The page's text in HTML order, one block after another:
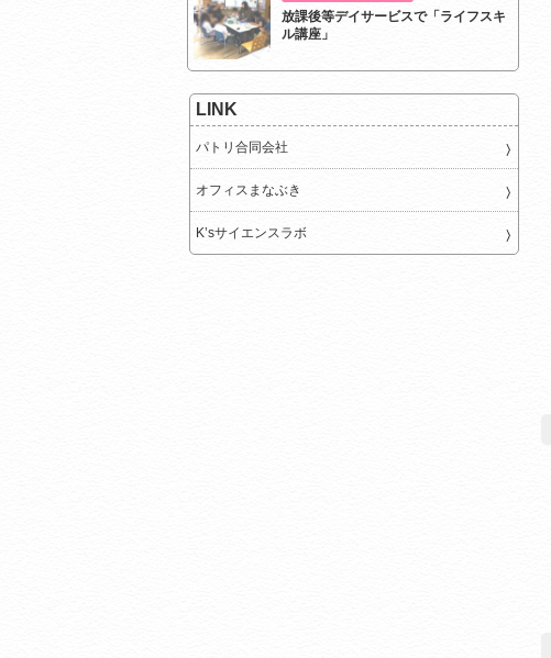
放課後等デイサービスで「ライフスキ
ル講座」
LINK
パトリ合同会社
オフィスまなぶき
K’sサイエンスラボ